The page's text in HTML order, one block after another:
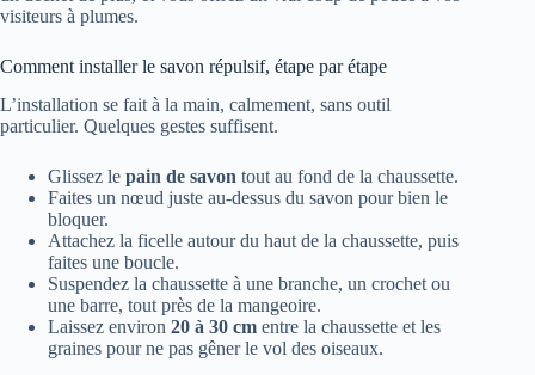
visiteurs à plumes.
Comment installer le savon répulsif, étape par étape
L’installation se fait à la main, calmement, sans outil
particulier. Quelques gestes suffisent.
Glissez le pain de savon tout au fond de la chaussette.
Faites un nœud juste au-dessus du savon pour bien le
bloquer.
Attachez la ficelle autour du haut de la chaussette, puis
faites une boucle.
Suspendez la chaussette à une branche, un crochet ou
une barre, tout près de la mangeoire.
Laissez environ 20 à 30 cm entre la chaussette et les
graines pour ne pas gêner le vol des oiseaux.